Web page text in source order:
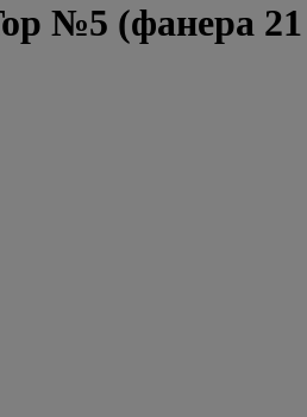
№5 (фанера